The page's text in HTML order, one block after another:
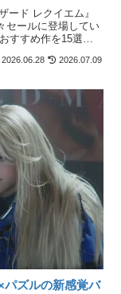
ード レクイエム』
セールに登場してい
すすめ作を15選紹
2026.06.28 2026.07.09
パズルの新感覚バ